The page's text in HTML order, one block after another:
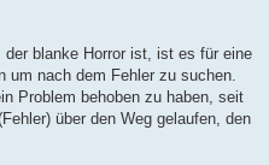
blanke Horror ist, ist es für eine
um nach dem Fehler zu suchen.
Problem behoben zu haben, seit
über den Weg gelaufen, den